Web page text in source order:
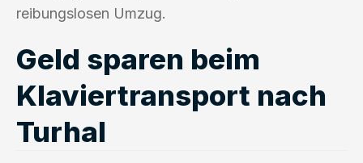
reibungslosen Umzug.
Geld sparen beim
Klaviertransport nach
Turhal